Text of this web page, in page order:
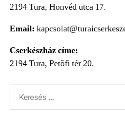
2194 Tura, Honvéd utca 17.
Email:
Cserkészház címe:
2194 Tura, Petõfi tér 20.